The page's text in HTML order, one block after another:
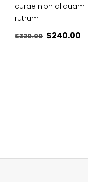
curae nibh aliquam
rutrum
$320.00 Le
$240.00